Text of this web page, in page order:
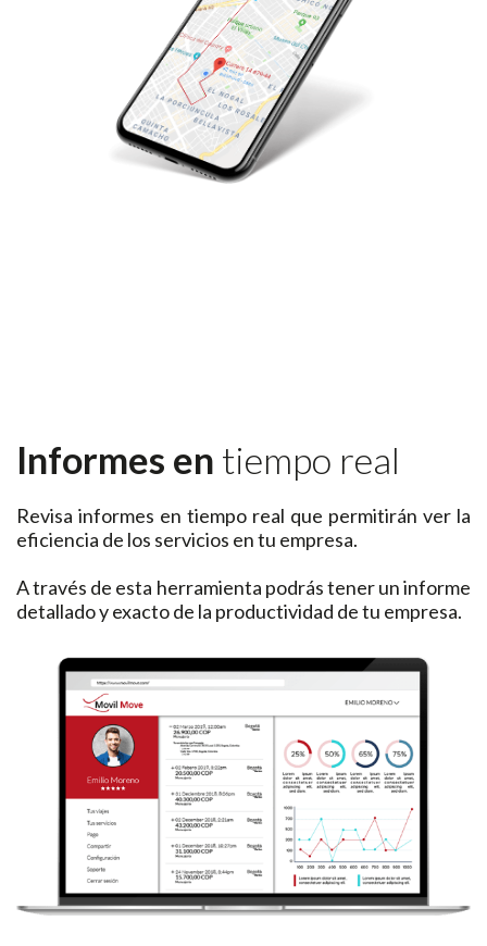
Informes en tiempo real
Revisa informes en tiempo real que permitirán ver la
eficiencia de los servicios en tu empresa.
A través de esta herramienta podrás tener un informe
detallado y exacto de la productividad de tu empresa.